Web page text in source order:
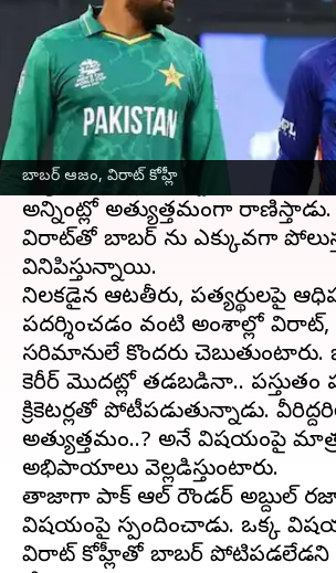
బాబర్ ఆజం, విరాట్ కోహ్లీ
Jayachandra Akuri
ఈ వార్తాకథనం ఏంటి
ప్రపంచ స్థాయి క్రికెట్లో విరాట్ కోహ్లీ
ఇద్దరు బెస్ట్ క్రికెటర్లుగానే
బ్యాటింగ్, ఫీల్లిండ్, కెప్టెన్సీ ఇలా
అన్నింట్లో అత్యుత్తమంగా రాణిస్తాడు.
విరాట్‌తో బాబర్ ను ఎక్కువగా
వినిపిస్తున్నాయి.
నిలకడైన ఆటతీరు, ప్రత్యర్థులపై
ప్రదర్శించడం వంటి అంశాల్లో
సరిమానులే కొందరు
కెరీర్ మొదట్లో తడబడినా.. ప్రస్తుతం
క్రికెటర్లతో పోటీపడుతున్నాడు.
అత్యుత్తమం..? అనే విషయంపై
అభిప్రాయాలు వెల్లడిస్తుంటారు.
తాజాగా పాక్ ఆల్ రౌండర్ అబ్దుల్
విషయంపై స్పందించాడు. ఒక్క
విరాట్ కోహ్లీతో బాబర్ పోటిపడలేడని